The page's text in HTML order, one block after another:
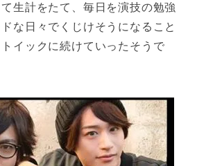
生計をたて、毎日を演技の勉強
な日々でくじけそうになること
イックに続けていったそうで